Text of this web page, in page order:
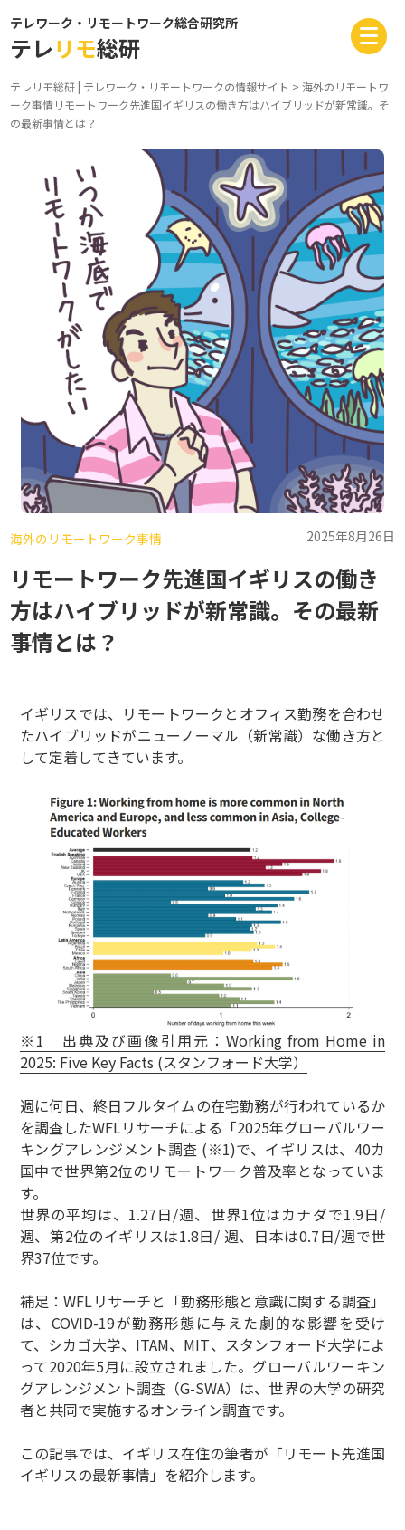
テレワーク・リモートワーク総合研究所
テレリモ総研
テレリモ総研 | テレワーク・リモートワークの情報サイト >海外のリモートワ
ーク事情リモートワーク先進国イギリスの働き方はハイブリッドが新常識。そ
の最新事情とは？
海外のリモートワーク事情 2025年8月26日
リモートワーク先進国イギリスの働き
方はハイブリッドが新常識。その最新
事情とは？
イギリスでは、リモートワークとオフィス勤務を合わせ
たハイブリッドがニューノーマル（新常識）な働き方と
して定着してきています。
※1 出典及び画像引用元：Working from Home in
2025: Five Key Facts (スタンフォード大学）
週に何日、終日フルタイムの在宅勤務が行われているか
を調査したWFLリサーチによる「2025年グローバルワー
キングアレンジメント調査 (※1)で、イギリスは、40カ
国中で世界第2位のリモートワーク普及率となっていま
す。
世界の平均は、1.27日/週、世界1位はカナダで1.9日/
週、第2位のイギリスは1.8日/ 週、日本は0.7日/週で世
界37位です。
補足：WFLリサーチと「勤務形態と意識に関する調査」
は、COVID-19が勤務形態に与えた劇的な影響を受け
て、シカゴ大学、ITAM、MIT、スタンフォード大学によ
って2020年5月に設立されました。グローバルワーキン
グアレンジメント調査（G-SWA）は、世界の大学の研究
者と共同で実施するオンライン調査です。
この記事では、イギリス在住の筆者が「リモート先進国
イギリスの最新事情」を紹介します。